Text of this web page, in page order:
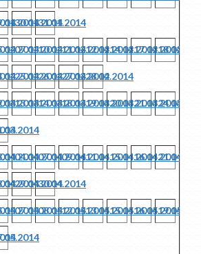
30.01.201431.01.2014
07.02.201410.02.201411.02.201412.02.201414.02.201417.02.2014
25.02.201426.02.201427.02.201428.02.2014
13.03.201414.03.201418.03.201419.03.201420.03.201421.03.2014
04.04.201407.04.201409.04.201411.04.201415.04.201416.04.2014
29.04.201430.04.2014
07.05.201408.05.201412.05.201413.05.201415.05.201416.05.2014